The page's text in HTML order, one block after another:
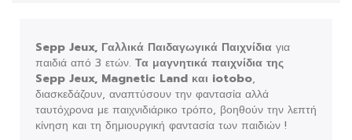
Sepp Jeux, Γαλλικά Παιδαγωγικά Παιχνίδια για
παιδιά από 3 ετών. Τα μαγνητικά παιχνίδια της
Sepp Jeux, Magnetic Land και iotobo,
διασκεδάζουν, αναπτύσουν την φαντασία αλλά
ταυτόχρονα με παιχνιδιάρικο τρόπο, βοηθούν την λεπτή
κίνηση και τη δημιουργική φαντασία των παιδιών !